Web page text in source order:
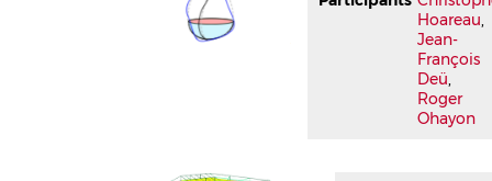
Hoareau,
Jean-
François
Deü,
Roger
Ohayon